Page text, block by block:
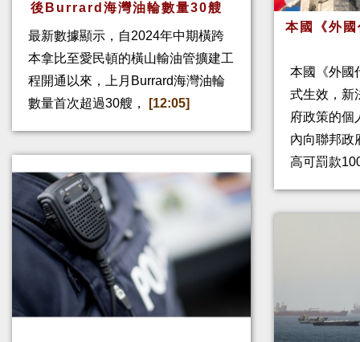
後Burrard海灣油輪數量30艘
最新數據顯示，自2024年中期橫跨
本拿比至愛民頓的橫山輸油管擴建工
程開通以來，上月Burrard海灣油輪
數量首次超過30艘，
[12:05]
本國《外
本國《外國
式生效，新
府政策的個
內向聯邦政
高可罰款